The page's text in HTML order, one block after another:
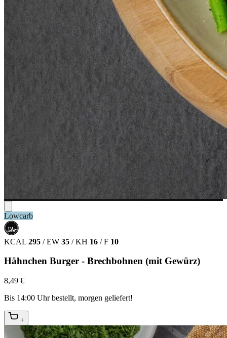
Lowcarb
حلال
HALAL
KCAL 295 / EW 35 / KH 16 / F 10
Hähnchen Burger - Brechbohnen (mit Gewürz)
8,49 €
Bis 14:00 Uhr bestellt, morgen geliefert!
+